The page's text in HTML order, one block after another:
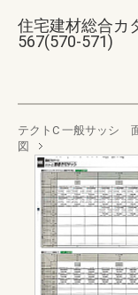
住宅建材総合カ
567(570-571)
テクトC 一般サッシ
図